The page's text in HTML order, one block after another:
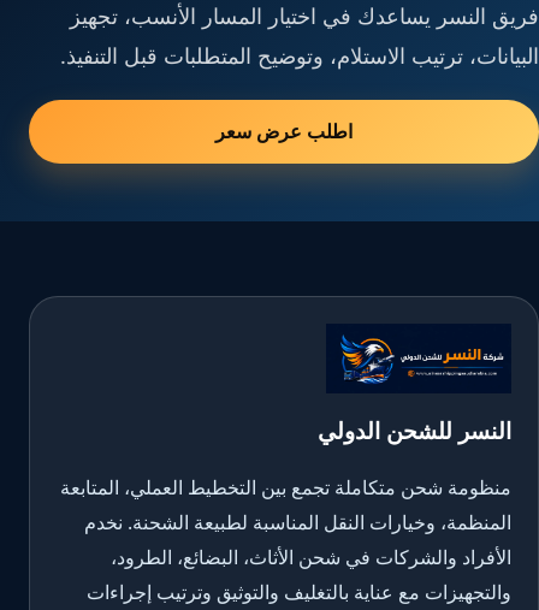
فريق النسر يساعدك في اختيار المسار الأنسب، تجهيز
البيانات، ترتيب الاستلام، وتوضيح المتطلبات قبل التنفيذ.
اطلب عرض سعر
النسر للشحن الدولي
منظومة شحن متكاملة تجمع بين التخطيط العملي، المتابعة
المنظمة، وخيارات النقل المناسبة لطبيعة الشحنة. نخدم
الأفراد والشركات في شحن الأثاث، البضائع، الطرود،
والتجهيزات مع عناية بالتغليف والتوثيق وترتيب إجراءات